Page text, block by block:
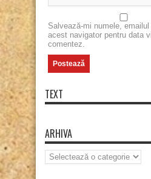
Salvează-mi numele,
acest navigator pentru data
comentez.
TEXT
ARHIVA
Arhiva